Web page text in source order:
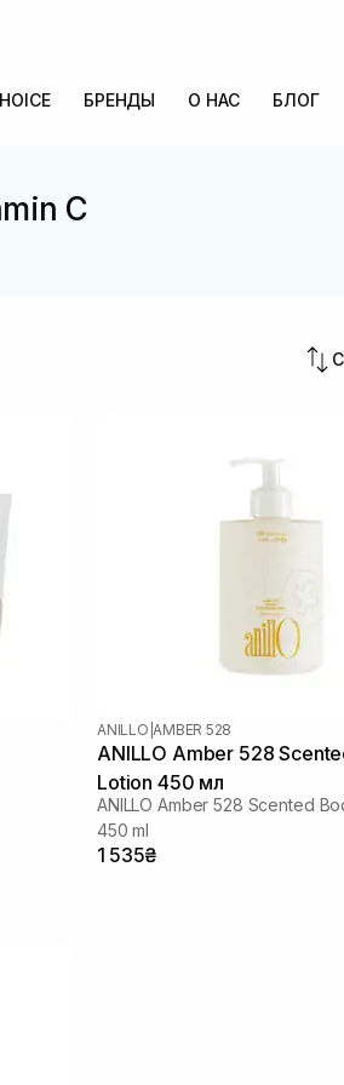
БРЕНДЫ О НАС БЛОГ
C
ANILLO AMBER 528
ANILLO Amber 528
Lotion 450 мл
ANILLO Amber 528 Scented
450 ml
1 535₴